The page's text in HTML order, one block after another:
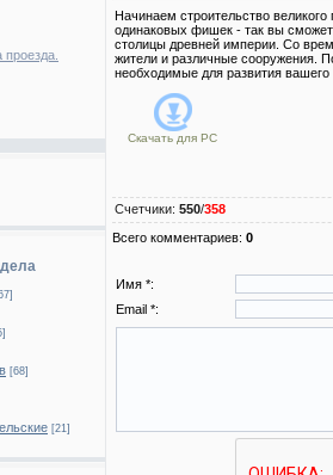
[68]
[21]
Начинаем строительство
одинаковых фишек - так вы
столицы древней империи. Со
жители и различные сооружения.
необходимые для развития вашего
Скачать для PC
Счетчики: 550/358
Всего комментариев: 0
Имя *:
Email *: